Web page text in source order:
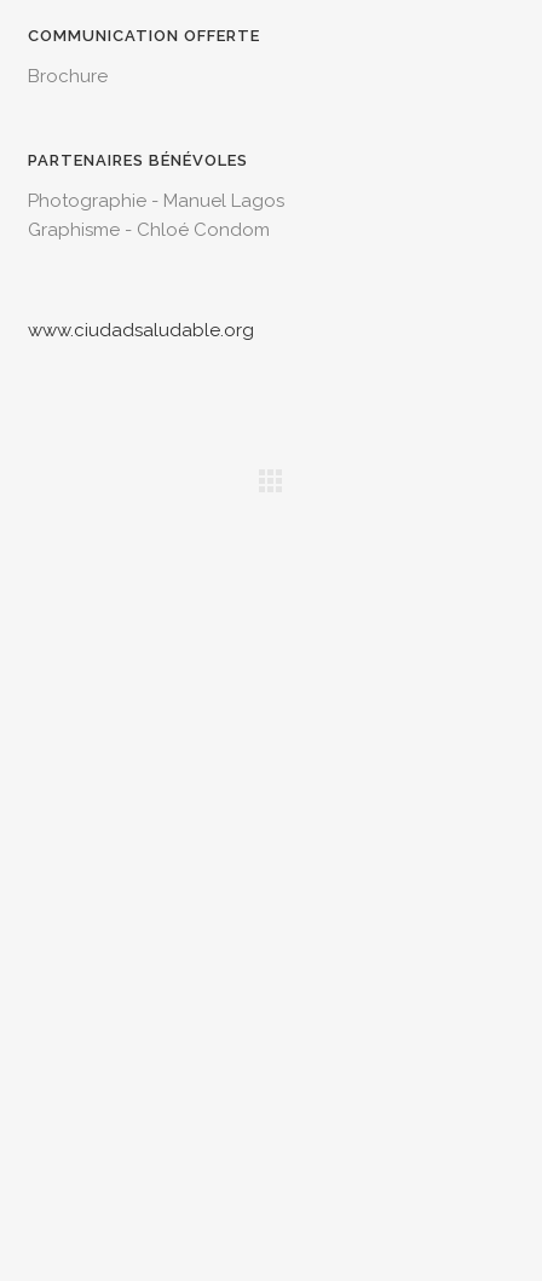
COMMUNICATION OFFERTE
Brochure
PARTENAIRES BÉNÉVOLES
Photographie - Manuel Lagos
Graphisme - Chloé Condom
www.ciudadsaludable.org